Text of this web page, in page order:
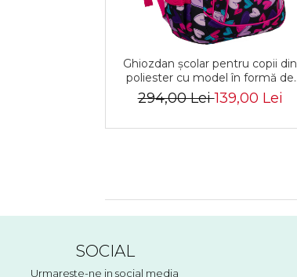
Ghiozdan școlar pentru copii din
poliester cu model în formă de
inimă - Peterson PTR-PTN
BIEDRONKA G54
294,00 Lei139,00 Lei
SOCIAL
Urmareste-ne in social media